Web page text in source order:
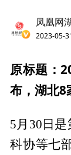
凤凰网
2023-05-
原标题：
布，湖北8
5月30日是
科协等七